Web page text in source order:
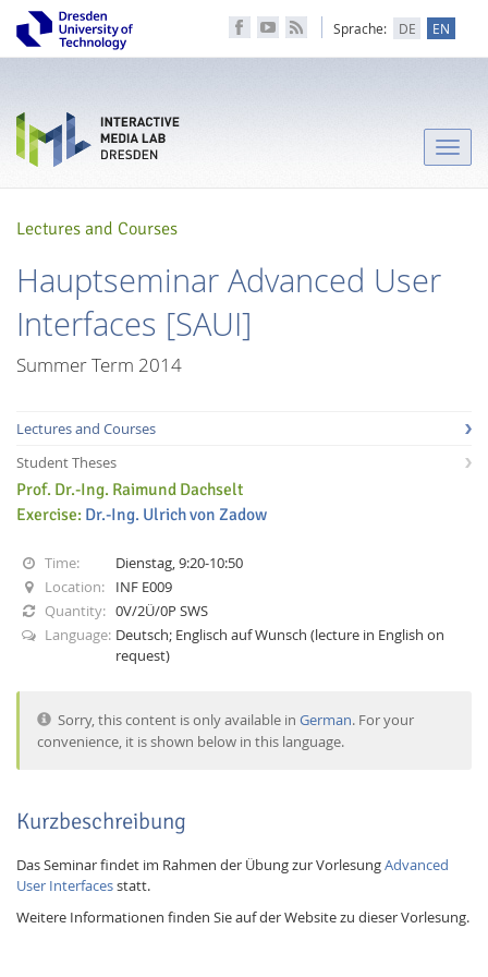
Facebook
Youtube
RSS
Sprache: DE EN
Interactive Media
Toggle
Lectures and Courses
Hauptseminar Advanced User
Interfaces [SAUI]
Summer Term 2014
Lectures and Courses
Student Theses
Prof. Dr.-Ing. Raimund Dachselt
Exercise: Dr.-Ing. Ulrich von Zadow
Time:
Dienstag, 9:20-10:50
Location:
INF E009
Quantity: 0V/2Ü/0P SWS
Language: Deutsch; Englisch auf Wunsch (lecture in English on
request)
Sorry, this content is only available inGerman. For your
convenience, it is shown below in this language.
Kurzbeschreibung
Das Seminar findet im Rahmen der Übung zur VorlesungAdvanced
User Interfacesstatt.
Weitere Informationen finden Sie auf der Website zu dieser Vorlesung.